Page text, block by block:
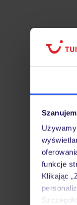
funkcje
Klikając